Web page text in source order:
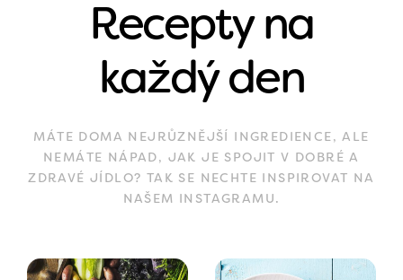
Recepty na
každý den
MÁTE DOMA NEJRŮZNĚJŠÍ INGREDIENCE, ALE
NEMÁTE NÁPAD, JAK JE SPOJIT V DOBRÉ A
ZDRAVÉ JÍDLO? TAK SE NECHTE INSPIROVAT NA
NAŠEM INSTAGRAMU.